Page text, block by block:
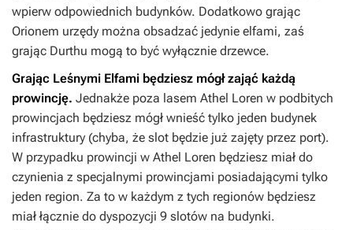
wpierw odpowiednich budynków. Dodatkowo grając
Orionem urzędy można obsadzać jedynie elfami, zaś
grając Durthu mogą to być wyłącznie drzewce.
Grając Leśnymi Elfami będziesz mógł zająć każdą
prowincję. Jednakże poza lasem Athel Loren w podbitych
prowincjach będziesz mógł wnieść tylko jeden budynek
infrastruktury (chyba, że slot będzie już zajęty przez port).
W przypadku prowincji w Athel Loren będziesz miał do
czynienia z specjalnymi prowincjami posiadającymi tylko
jeden region. Za to w każdym z tych regionów będziesz
miał łącznie do dyspozycji 9 slotów na budynki.